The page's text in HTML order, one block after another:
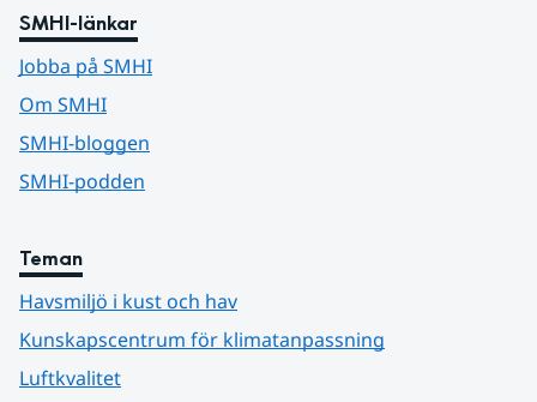
SMHI-länkar
Jobba på SMHI
Om SMHI
SMHI-bloggen
SMHI-podden
Teman
Havsmiljö i kust och hav
Kunskapscentrum för klimatanpassning
Luftkvalitet